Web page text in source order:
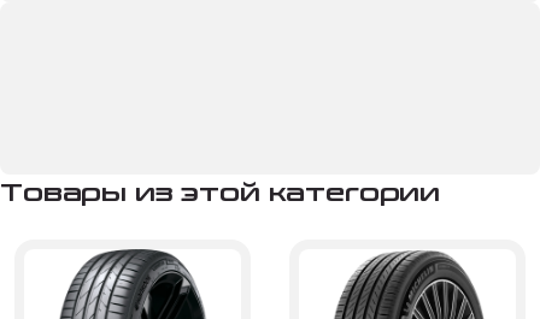
Товары из этой категории